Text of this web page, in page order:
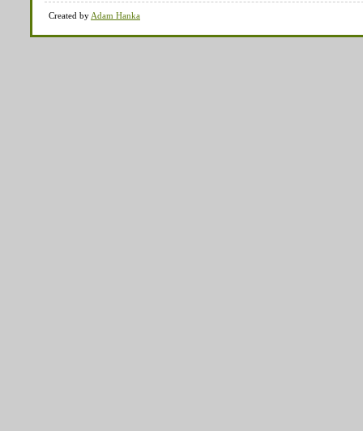
Created by Adam Hanka